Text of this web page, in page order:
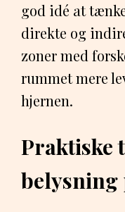
god idé at
direkte og
zoner med
rummet mere
hjernen.
Praktiske
belysning